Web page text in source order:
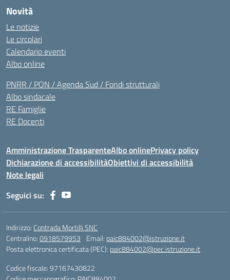
Novità
Le notizie
Le circolari
Calendario eventi
Albo online
PNRR / PON / Agenda Sud / Fondi strutturali
Albo sindacale
RE Famiglie
RE Docenti
Amministrazione TrasparenteAlbo onlinePrivacy policy
Dichiarazione di accessibilitàObiettivi di accessibilità
Note legali
Seguici su:
Indirizzo: Contrada Mortilli SNC
Centralino:0918579953 Email: paic884002@istruzione.it
Posta elettronica certificata (PEC): paic884002@pec.istruzione.it
Codice fiscale: 97167430822